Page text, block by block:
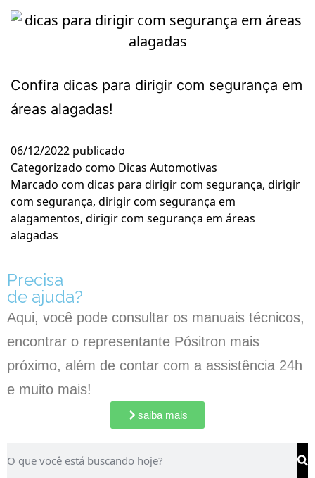
Confira dicas para dirigir com segurança em
áreas alagadas!
06/12/2022 publicado
Categorizado como Dicas Automotivas
Marcado com dicas para dirigir com segurança, dirigir
com segurança, dirigir com segurança em
alagamentos, dirigir com segurança em áreas
alagadas
Precisa
de ajuda?
Aqui, você pode consultar os manuais técnicos,
encontrar o representante Pósitron mais
próximo, além de contar com a assistência 24h
e muito mais!
saiba mais